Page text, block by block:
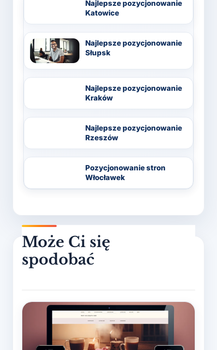
Najlepsze pozycjonowanie
Katowice
Najlepsze pozycjonowanie
Słupsk
Najlepsze pozycjonowanie
Kraków
Najlepsze pozycjonowanie
Rzeszów
Pozycjonowanie stron
Włocławek